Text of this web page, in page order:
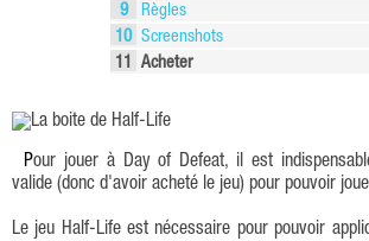
9
Règles
10 Screenshots
11
Acheter
Pour jouer à Day of Defeat, il est indispensable d'avoir une clé CD
valide (donc d'avoir acheté le jeu) pour pouvoir
Le jeu Half-Life est nécessaire pour pouvoir